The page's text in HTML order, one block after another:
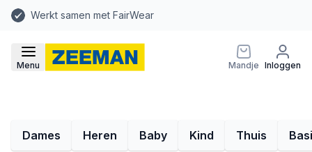
Werkt samen met FairWear
Menu Mandje Inloggen
Dames Heren Baby Kind Thuis